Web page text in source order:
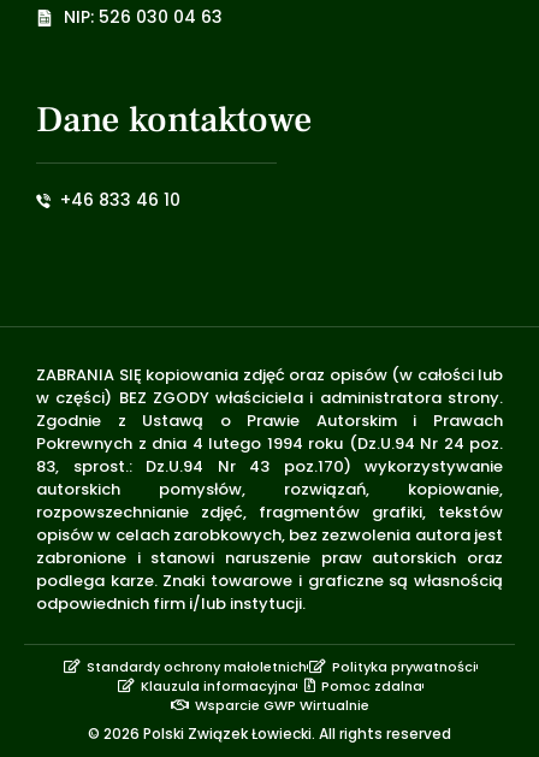
NIP: 526 030 04 63
Dane kontaktowe
+46 833 46 10
ZABRANIA SIĘ kopiowania zdjęć oraz opisów (w całości lub
w części) BEZ ZGODY właściciela i administratora strony.
Zgodnie z Ustawą o Prawie Autorskim i Prawach
Pokrewnych z dnia 4 lutego 1994 roku (Dz.U.94 Nr 24 poz.
83, sprost.: Dz.U.94 Nr 43 poz.170) wykorzystywanie
autorskich pomysłów, rozwiązań, kopiowanie,
rozpowszechnianie zdjęć, fragmentów grafiki, tekstów
opisów w celach zarobkowych, bez zezwolenia autora jest
zabronione i stanowi naruszenie praw autorskich oraz
podlega karze. Znaki towarowe i graficzne są własnością
odpowiednich firm i/lub instytucji.
© 2026 Polski Związek Łowiecki. All rights reserved
Standardy ochrony małoletnich
Polityka prywatności
Klauzula informacyjna
Pomoc zdalna
Wsparcie GWP Wirtualnie